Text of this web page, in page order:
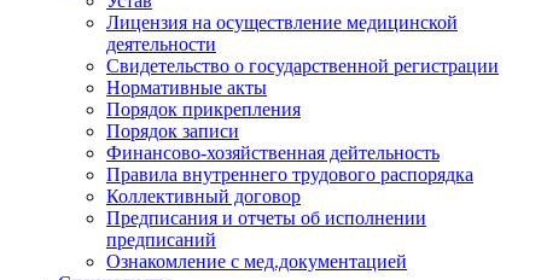
Лицензия на осуществление медицинской
деятельности
Свидетельство о государственной регистрации
Нормативные акты
Порядок прикрепления
Порядок записи
Финансово-хозяйственная дейтельность
Правила внутреннего трудового распорядка
Коллективный договор
Предписания и отчеты об исполнении
предписаний
Ознакомление с мед.документацией